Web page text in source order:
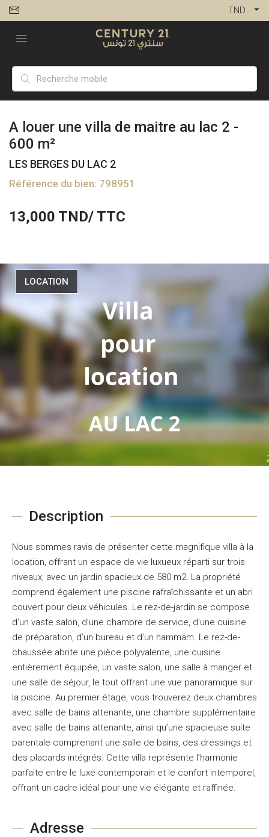
TND
A louer une villa de maitre au lac 2 -
600 m²
LES BERGES DU LAC 2
Référence du bien: 798951
13,000 TND/ TTC
LOCATION
Description
Nous sommes ravis de présenter cette magnifique villa à la
location, offrant un espace de vie luxueux réparti sur trois
niveaux, avec un jardin spacieux de 580 m2. La propriété
comprend également une piscine rafraîchissante et un abri
couvert pour deux véhicules. Le rez-de-jardin se compose
d’un vaste salon, d’une chambre de service, d’une cuisine
de préparation, d’un bureau et d’un hammam. Le rez-de-
chaussée abrite une pièce polyvalente, une cuisine
entièrement équipée, un vaste salon, une salle à manger et
une salle de séjour, le tout offrant une vue panoramique sur
la piscine. Au premier étage, vous trouverez deux chambres
avec salle de bains attenante, une chambre supplémentaire
avec salle de bains attenante, ainsi qu’une spacieuse suite
parentale comprenant une salle de bains, des dressings et
des placards intégrés. Cette villa représente l’harmonie
parfaite entre le luxe contemporain et le confort intemporel,
offrant un cadre idéal pour une vie élégante et raffinée.
Adresse